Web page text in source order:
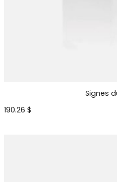
Signes
190.26 $